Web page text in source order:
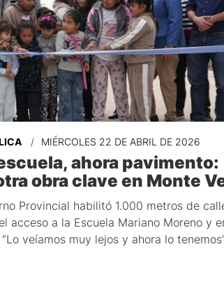
MIÉRCOLES 22 DE ABRIL DE 2026
ahora pavimento:
obra clave en Monte
Provincial habilitó 1.000 metros de
acceso a la Escuela Mariano Moreno y
veíamos muy lejos y ahora lo